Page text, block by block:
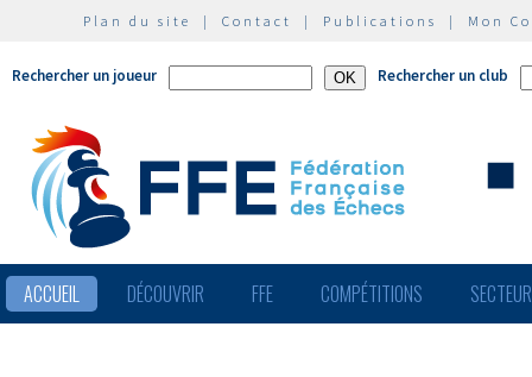
Plan du site | Contact | Publications | Mon
Rechercher un joueur Rechercher un club
ACCUEIL DÉCOUVRIR FFE COMPÉTITIONS